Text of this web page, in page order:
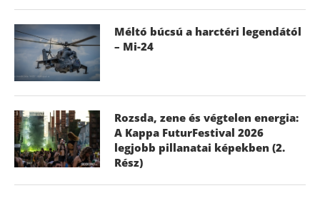
Méltó búcsú a harctéri legendától
– Mi-24
Rozsda, zene és végtelen energia:
A Kappa FuturFestival 2026
legjobb pillanatai képekben (2.
Rész)